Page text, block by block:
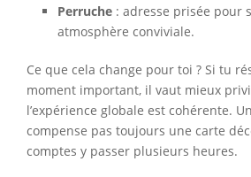
Perruche : adresse prisée pour
atmosphère conviviale.
Ce que cela change pour toi ? Si tu
moment important, il vaut mieux
l’expérience globale est cohérente.
compense pas toujours une carte
comptes y passer plusieurs heures.